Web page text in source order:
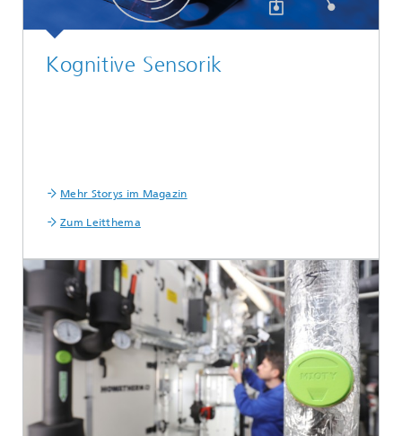
Kognitive Sensorik
Mehr Storys im Magazin
Zum Leitthema